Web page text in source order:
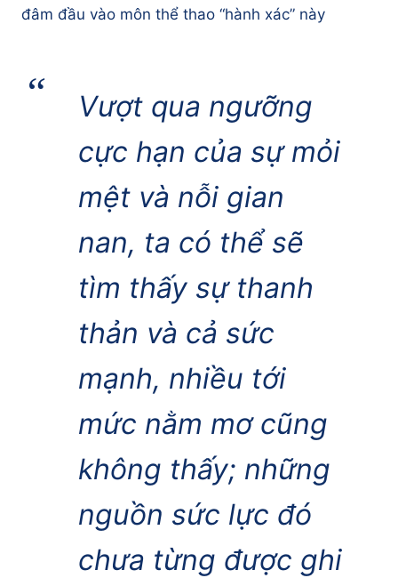
đâm đầu vào môn thể thao “hành xác” này
Vượt qua ngưỡng
cực hạn của sự mỏi
mệt và nỗi gian
nan, ta có thể sẽ
tìm thấy sự thanh
thản và cả sức
mạnh, nhiều tới
mức nằm mơ cũng
không thấy; những
nguồn sức lực đó
chưa từng được ghi